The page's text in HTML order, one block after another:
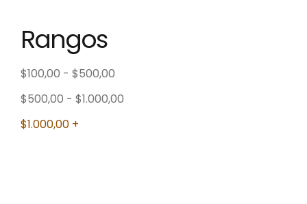
Rangos
$100,00 - $500,00
$500,00 - $1.000,00
$1.000,00 +